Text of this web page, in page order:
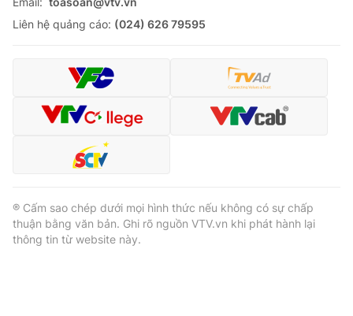
Liên hệ quảng cáo: (024) 626 79595
® Cấm sao chép dưới mọi hình thức nếu không có sự chấp
thuận bằng văn bản. Ghi rõ nguồn VTV.vn khi phát hành lại
thông tin từ website này.